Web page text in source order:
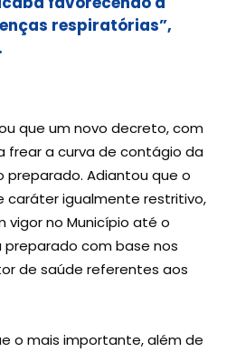
respiratórias”,
que um novo decreto, com
frear a curva de contágio da
preparado. Adiantou que o
caráter igualmente restritivo,
no Município até o
preparado com base nos
de saúde referentes aos
o mais importante, além de